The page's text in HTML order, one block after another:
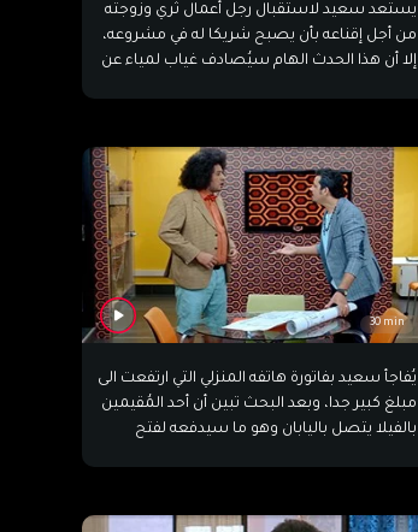
يستعد سعيد لاستقبال رجل أعمال ثري وزوجته
من أجل إقناعه بأن يصبح شريكا له في مشروعه،
إلا أن هذا الحدث الهام سيُصادف غياب لمياء عن
30 min
يُفاجأ سعيد بفاتورة هاتفه المنزلي التي ارتفعت الى
مبلغ كبير جدا، وبعد البحث تبين أن أحد المُقيمين
بالفيلا يتصل باليابان وهو ما سيدفعه لفتح